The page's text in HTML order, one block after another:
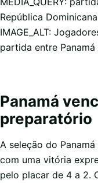
República
IMAGE_ALT:
partida entre
Panamá
preparatório
A seleção do
com uma vitória
pelo placar de 4 a 2.